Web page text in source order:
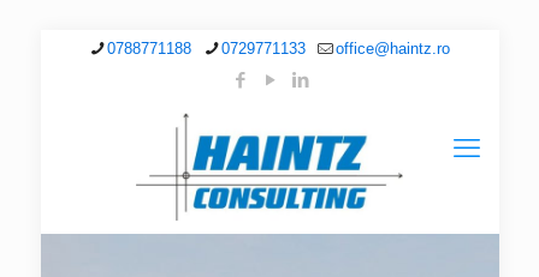
0788771188 0729771133 office@haintz.ro